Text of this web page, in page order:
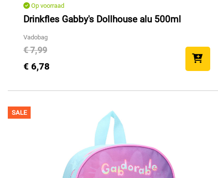
Op voorraad
Drinkfles Gabby's Dollhouse alu 500ml
Vadobag
€ 7,99
€ 6,78
SALE